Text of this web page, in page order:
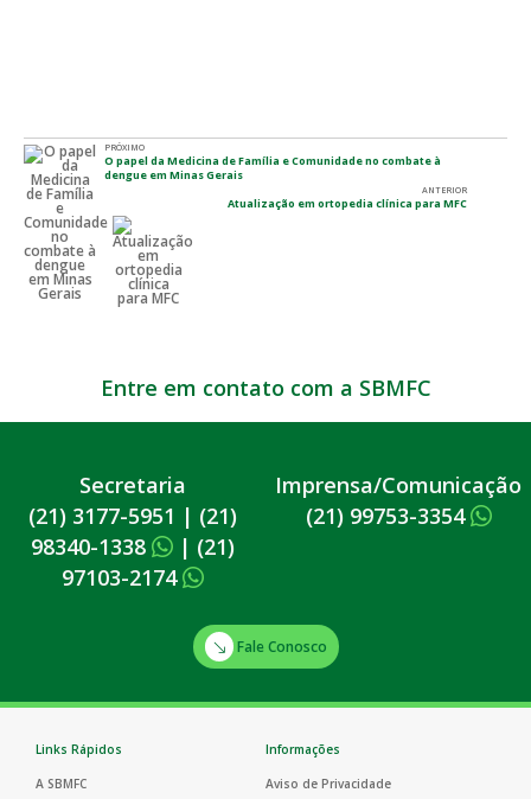
PRÓXIMO
O papel da Medicina de Família e Comunidade no combate à
dengue em Minas Gerais
ANTERIOR
Atualização em ortopedia clínica para MFC
Entre em contato com a SBMFC
Secretaria
(21) 3177-5951 | (21)
98340-1338
| (21)
97103-2174
Imprensa/Comunicação
(21) 99753-3354
Fale Conosco
Links Rápidos
A SBMFC
Informações
Aviso de Privacidade